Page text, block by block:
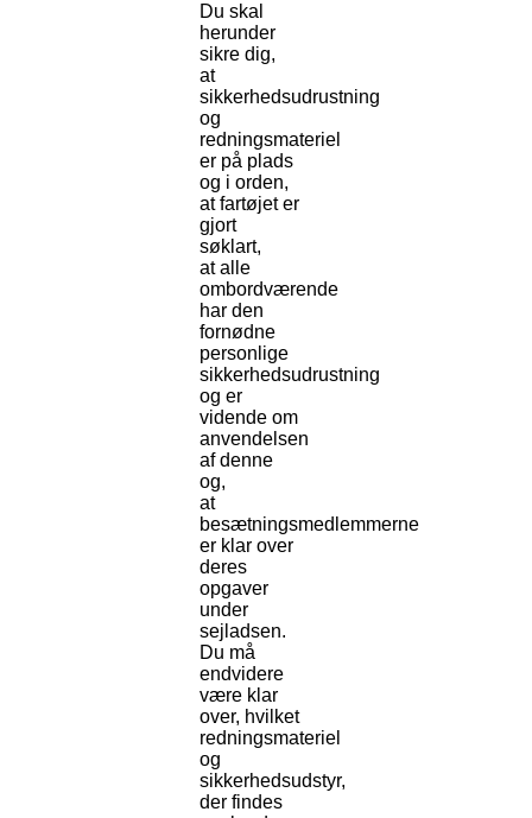
Du skal
herunder
sikre dig,
at
sikkerhedsudrustning
og
redningsmateriel
er på plads
og i orden,
at fartøjet er
gjort
søklart,
at alle
ombordværende
har den
fornødne
personlige
sikkerhedsudrustning
og er
vidende om
anvendelsen
af denne
og,
at
besætningsmedlemmerne
er klar over
deres
opgaver
under
sejladsen.
Du må
endvidere
være klar
over, hvilket
redningsmateriel
og
sikkerhedsudstyr,
der findes